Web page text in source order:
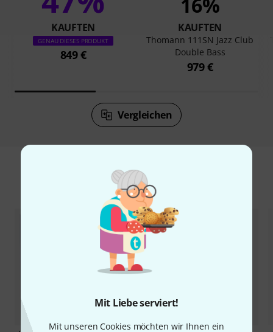
Mit Liebe serviert!
Mit unseren Cookies möchten wir Ihnen ein
KAUFTEN
GENAU DIESES PRODUKT
849 €
16%
KAUFTEN
Thomann 111SN Jazz Club
Double Bass
979 €
Vergleichen
Zubehör & passende Artikel